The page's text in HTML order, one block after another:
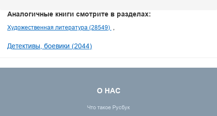
Аналогичные книги смотрите в разделах:
Художественная литература (28549)
Детективы, боевики (2044)
О НАС
Что такое Русбук